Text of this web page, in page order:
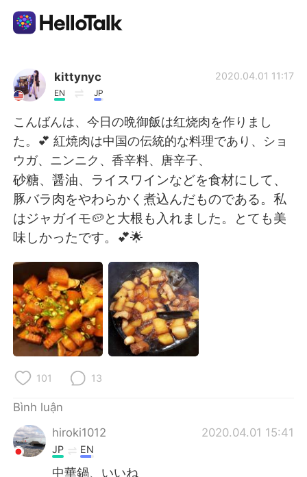
AI Grammar Checker
Tiếng Việt
English 简体中文
繁體中文 Español
العربية Français
Deutsch 日本語
한국어 Русский
ไทย
Italiano
Português
kittynyc
EN JP
2020.04.01 11:17
こんばんは、今日の晩御飯は红烧肉を作りまし
た。💕 紅焼肉は中国の伝統的な料理であり、ショ
ウガ、ニンニク、香辛料、唐辛子、
砂糖、醤油、ライスワインなどを食材にして、
豚バラ肉をやわらかく煮込んだものである。私
はジャガイモ🥔と大根も入れました。とても美
味しかったです。💕🌟
101 13
Bình luận
hiroki1012
2020.04.01 15:41
JP EN
中華鍋、いいね